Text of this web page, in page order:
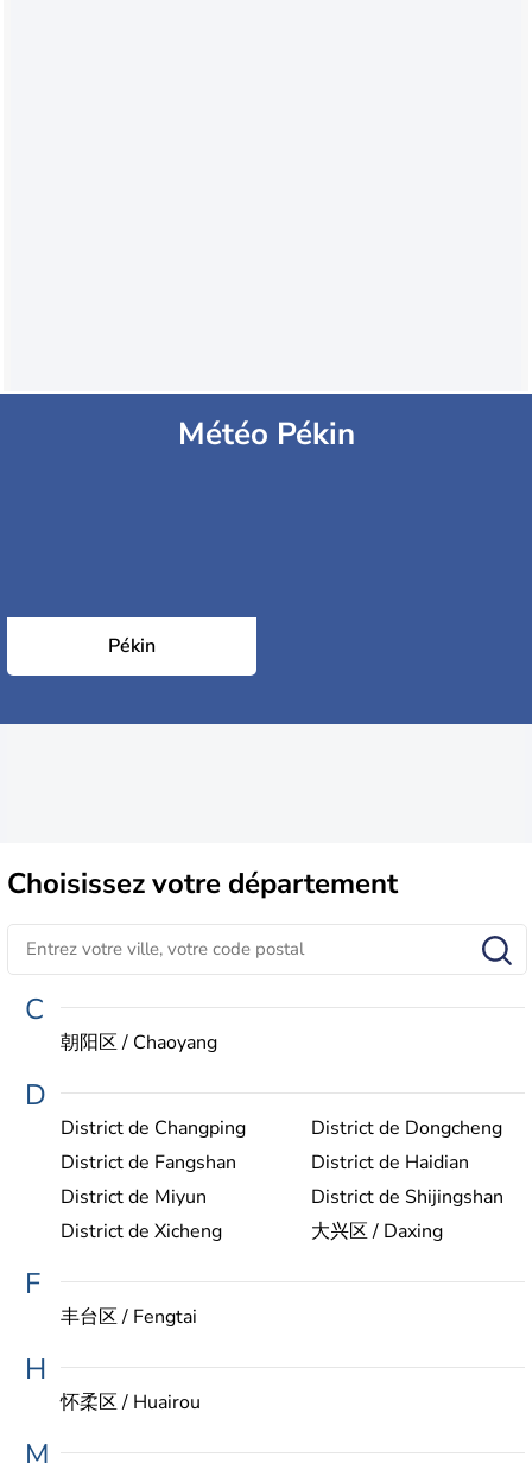
Météo Pékin
Pékin
Choisissezvotre département
C
朝阳区 / Chaoyang
D
District de Changping
District de Dongcheng
District de Fangshan
District de Haidian
District de Miyun
District de Shijingshan
District de Xicheng
大兴区 / Daxing
F
丰台区 / Fengtai
H
怀柔区 / Huairou
M